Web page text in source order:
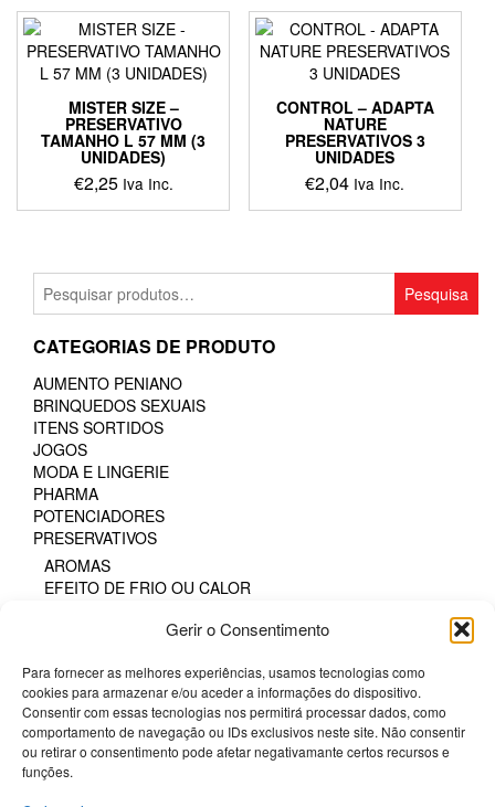
Gerir o Consentimento
Para fornecer as melhores experiências, usamos tecnologias como
cookies para armazenar e/ou aceder a informações do dispositivo.
Consentir com essas tecnologias nos permitirá processar dados, como
comportamento de navegação ou IDs exclusivos neste site. Não consentir
ou retirar o consentimento pode afetar negativamante certos recursos e
funções.
has
multiple
variants.
The
options
may
be
chosen
on
the
MISTER SIZE –
PRESERVATIVO
TAMANHO L 57 MM (3
UNIDADES)
€2,25 Iva Inc.
CONTROL – ADAPTA
NATURE
PRESERVATIVOS 3
UNIDADES
€2,04 Iva Inc.
This
multiple
variants.
Pesquisar
por:
Pesquisa
CATEGORIAS DE PRODUTO
AUMENTO PENIANO
BRINQUEDOS SEXUAIS
ITENS SORTIDOS
JOGOS
MODA E LINGERIE
PHARMA
POTENCIADORES
PRESERVATIVOS
AROMAS
EFEITO DE FRIO OU CALOR
PROTEÇÃO SEXUAL ORAL
SEM LÁTEX
TODOS OS TAMANHOS
TODOS OS TAMANHOS DE CAIXA
SM & BONDAGE